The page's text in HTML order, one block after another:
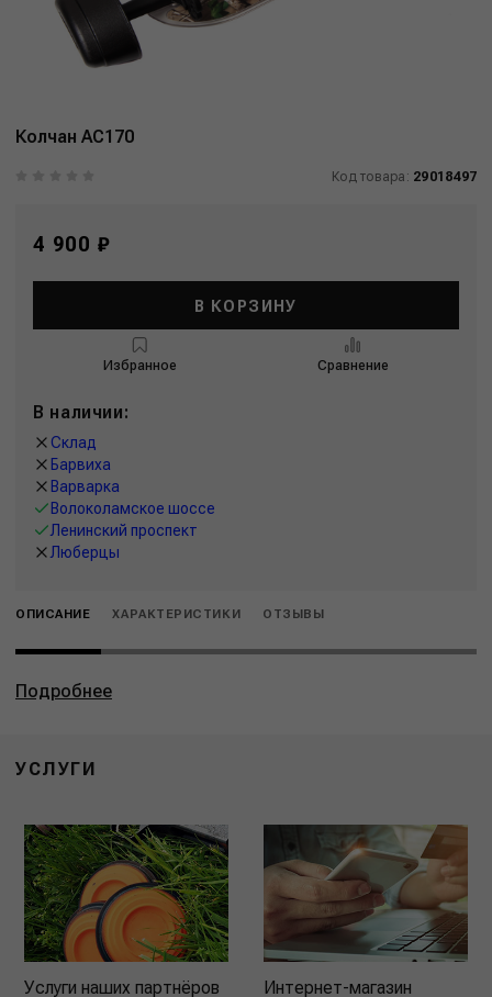
Колчан АС170
Код товара: 29018497
4 900 ₽
В КОРЗИНУ
Избранное Сравнение
В наличии:
Склад
Барвиха
Варварка
Волоколамское шоссе
Ленинский проспект
Люберцы
ОПИСАНИЕ ХАРАКТЕРИСТИКИ ОТЗЫВЫ
Подробнее
УСЛУГИ
Услуги наших партнёров Интернет-магазин